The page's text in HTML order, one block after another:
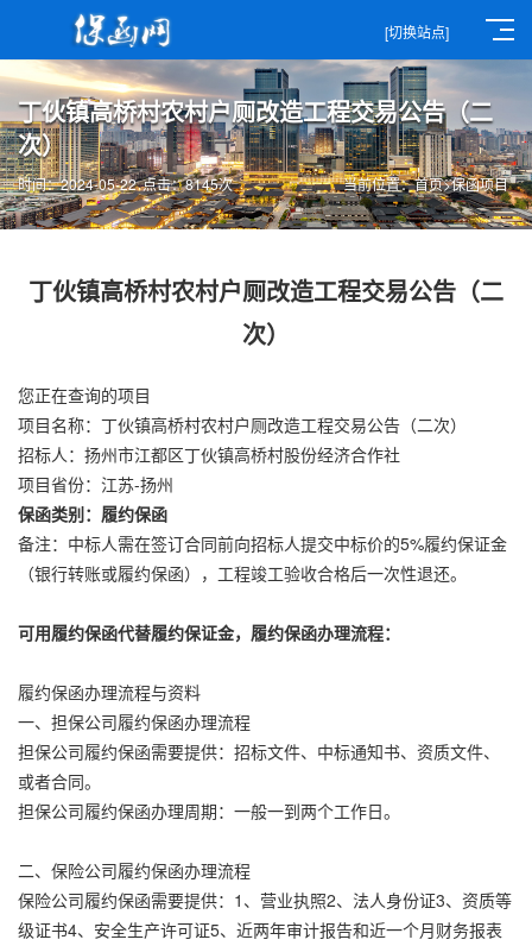
[切换站点]
丁伙镇高桥村农村户厕改造工程交易公告（二
次）
当前位置：首页>保函项目
时间：2024-05-22 点击：8145次
丁伙镇高桥村农村户厕改造工程交易公告（二
次）
您正在查询的项目
项目名称：丁伙镇高桥村农村户厕改造工程交易公告（二次）
招标人：扬州市江都区丁伙镇高桥村股份经济合作社
项目省份：江苏-扬州
保函类别：履约保函
备注：中标人需在签订合同前向招标人提交中标价的5%履约保证金
（银行转账或履约保函），工程竣工验收合格后一次性退还。
可用履约保函代替履约保证金，履约保函办理流程：
履约保函办理流程与资料
一、担保公司履约保函办理流程
担保公司履约保函需要提供：招标文件、中标通知书、资质文件、
或者合同。
担保公司履约保函办理周期：一般一到两个工作日。
二、保险公司履约保函办理流程
保险公司履约保函需要提供：1、营业执照2、法人身份证3、资质等
级证书4、安全生产许可证5、近两年审计报告和近一个月财务报表